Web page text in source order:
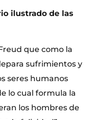
ilustrado de las
que como la
sufrimientos y
seres humanos
lo cual formula la
los hombres de